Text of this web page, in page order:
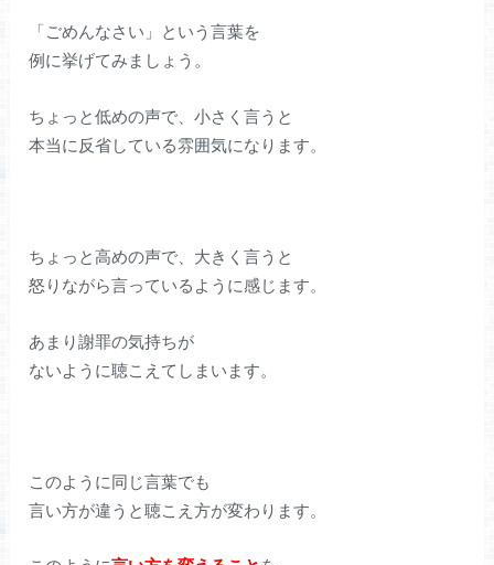
「ごめんなさい」という言葉を
例に挙げてみましょう。
ちょっと低めの声で、小さく言うと
本当に反省している雰囲気になります。
ちょっと高めの声で、大きく言うと
怒りながら言っているように感じます。
あまり謝罪の気持ちが
ないように聴こえてしまいます。
このように同じ言葉でも
言い方が違うと聴こえ方が変わります。